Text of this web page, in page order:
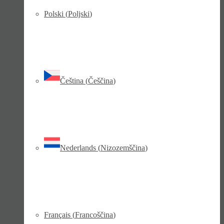
Polski (Poljski)
Čeština (Češčina)
Nederlands (Nizozemščina)
Français (Francoščina)